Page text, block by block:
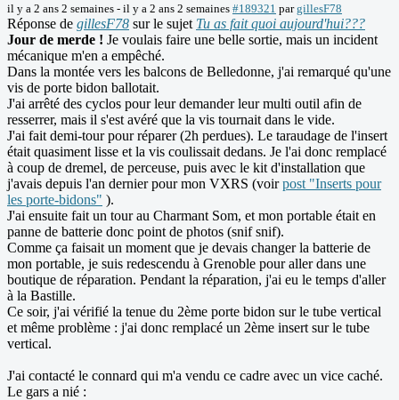
il y a 2 ans 2 semaines - il y a 2 ans 2 semaines #189321 pargillesF78
Réponse de gillesF78 sur le sujet Tu as fait quoi aujourd'hui???
Jour de merde ! Je voulais faire une belle sortie, mais un incident
mécanique m'en a empêché.
Dans la montée vers les balcons de Belledonne, j'ai remarqué qu'une
vis de porte bidon ballotait.
J'ai arrêté des cyclos pour leur demander leur multi outil afin de
resserrer, mais il s'est avéré que la vis tournait dans le vide.
J'ai fait demi-tour pour réparer (2h perdues). Le taraudage de l'insert
était quasiment lisse et la vis coulissait dedans. Je l'ai donc remplacé
à coup de dremel, de perceuse, puis avec le kit d'installation que
j'avais depuis l'an dernier pour mon VXRS (voirpost "Inserts pour
les porte-bidons" ).
J'ai ensuite fait un tour au Charmant Som, et mon portable était en
panne de batterie donc point de photos (snif snif).
Comme ça faisait un moment que je devais changer la batterie de
mon portable, je suis redescendu à Grenoble pour aller dans une
boutique de réparation. Pendant la réparation, j'ai eu le temps d'aller
à la Bastille.
Ce soir, j'ai vérifié la tenue du 2ème porte bidon sur le tube vertical
et même problème : j'ai donc remplacé un 2ème insert sur le tube
vertical.
J'ai contacté le connard qui m'a vendu ce cadre avec un vice caché.
Le gars a nié :